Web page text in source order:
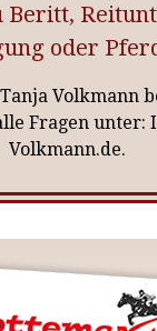
Beritt,
oder
Volkmann
Fragen unter:
Volkmann.de.